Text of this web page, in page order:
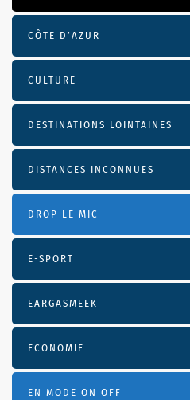
CÔTE D’AZUR
CULTURE
DESTINATIONS LOINTAINES
DISTANCES INCONNUES
DROP LE MIC
E-SPORT
EARGASMEEK
ECONOMIE
EN MODE ON OFF